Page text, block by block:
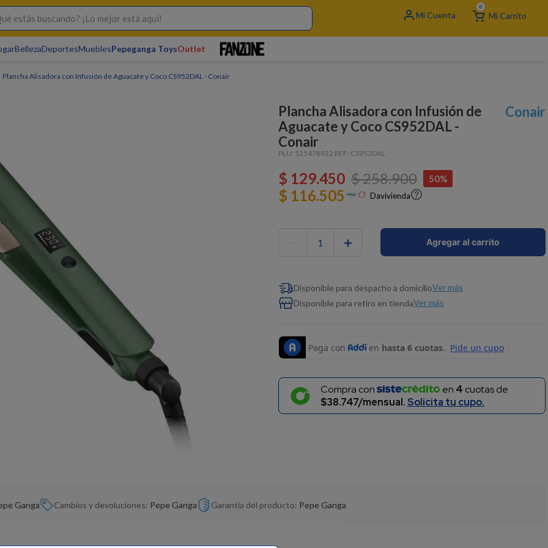
buscando? ¡Lo mejor está aquí! 0
BellezaDeportesMueblesPepeganga ToysOutlet
Plancha Alisadora con Infusión de Aguacate y Coco CS952DAL - Conair
Plancha Alisadora con Infusión de
Aguacate y Coco CS952DAL -
Conair
PLU: 125478922 REF: CS952DAL
Conair
$ 129.450 $258.900 50%
$ 116.505 Davivienda
＋ Agregar al carrito
Disponible para despacho a domicilioVer más
Disponible para retiro en tiendaVer más
Compra con en 4 cuotas de
$38.747/mensual. Solicita tu cupo.
Ganga Cambios y devoluciones: Pepe Ganga Garantía del producto: Pepe Ganga